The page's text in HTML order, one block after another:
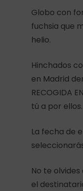
Globo con
fuchsia que
helio.
Hinchados
en Madrid
RECOGIDA
tú a por ellos.
La fecha de
No te
el